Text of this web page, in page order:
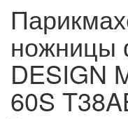
ножницы
DESIGN
60S